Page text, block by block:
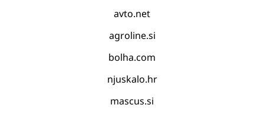
avto.net
agroline.si
bolha.com
njuskalo.hr
mascus.si